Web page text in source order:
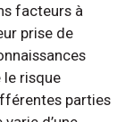
facteurs à
prise de
le risque
parties